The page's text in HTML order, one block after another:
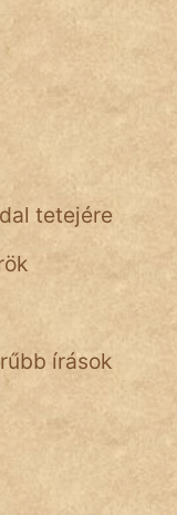
tetejére
írások